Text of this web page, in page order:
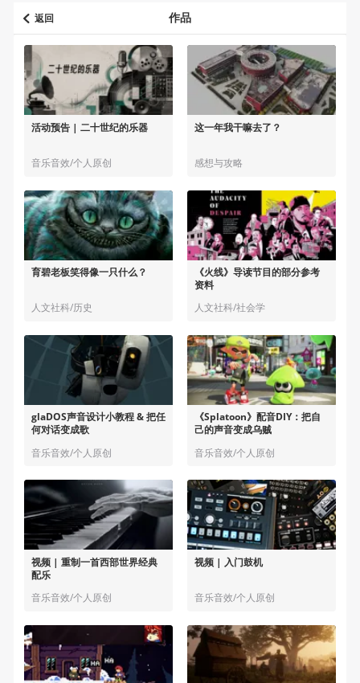
返回 作品
活动预告 | 二十世纪的乐器
音乐音效/个人原创
这一年我干嘛去了？
感想与攻略
育碧老板笑得像一只什么？
人文社科/历史
《火线》导读节目的部分参考
资料
人文社科/社会学
glaDOS声音设计小教程 & 把任
何对话变成歌
音乐音效/个人原创
《Splatoon》配音DIY：把自
己的声音变成乌贼
音乐音效/个人原创
视频 | 重制一首西部世界经典
配乐
音乐音效/个人原创
视频 | 入门鼓机
音乐音效/个人原创